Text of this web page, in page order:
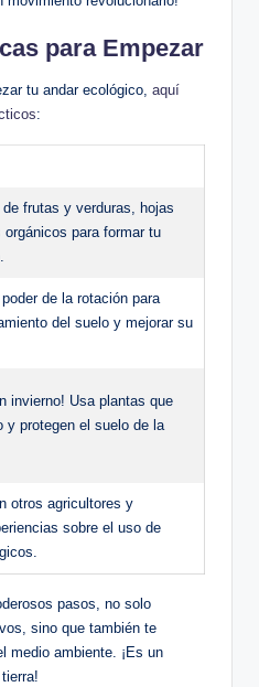
para Empezar
tu andar ecológico, aquí
:
de frutas y verduras, hojas
para formar tu
de la rotación para
del suelo y mejorar su
invierno! Usa plantas que
y protegen el suelo de la
otros agricultores y
sobre el uso de
pasos, no solo
sino que también te
medio ambiente. ¡Es un